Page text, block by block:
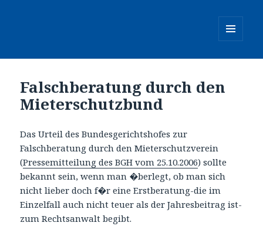
Falschberatung durch den
Mieterschutzbund
Das Urteil des Bundesgerichtshofes zur
Falschberatung durch den Mieterschutzverein
(Pressemitteilung des BGH vom 25.10.2006) sollte
bekannt sein, wenn man �berlegt, ob man sich
nicht lieber doch f�r eine Erstberatung-die im
Einzelfall auch nicht teuer als der Jahresbeitrag ist-
zum Rechtsanwalt begibt.